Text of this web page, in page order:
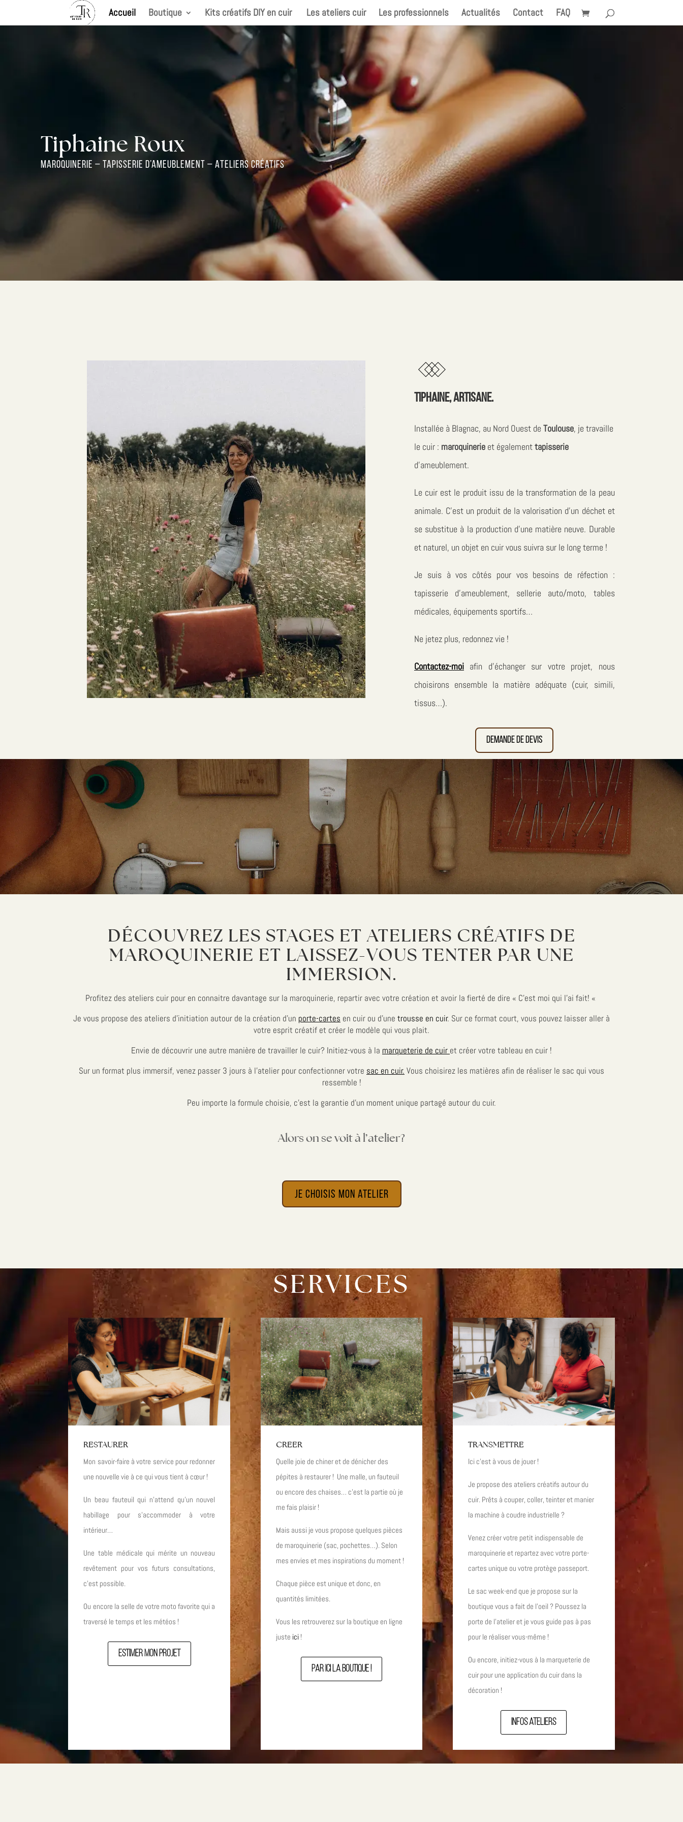
Accueil Boutique Kits créatifs DIY en cuir Les ateliers cuir Les professionnels Actualités Contact FAQ
Tiphaine Roux
maroquinerie – Tapisserie d’ameublement – Ateliers créatifs
Tiphaine, artisane.
Installée à Blagnac, au Nord Ouest de Toulouse, je travaille
le cuir : maroquinerieet égalementtapisserie
d’ameublement.
Le cuir est le produit issu de la transformation de la peau
animale. C’est un produit de la valorisation d’un déchet et
se substitue à la production d’une matière neuve. Durable
et naturel, un objet en cuir vous suivra sur le long terme !
Je suis à vos côtés pour vos besoins de réfection :
tapisserie d’ameublement, sellerie auto/moto, tables
médicales, équipements sportifs…
Ne jetez plus, redonnez vie !
Contactez-moiafin d’échanger sur votre projet, nous
choisirons ensemble la matière adéquate (cuir, simili,
tissus…).
Demande de devis
DÉCOUVREZ LES STAGES ET ATELIERS CRÉATIFS DE
MAROQUINERIE ET LAISSEZ-VOUS TENTER PAR UNE
IMMERSION.
Profitez des ateliers cuir pour en connaitre davantage sur la maroquinerie, repartir avec votre création et avoir la fierté de dire « C’est moi qui l’ai fait! «
Je vous propose des ateliers d’initiation autour de la création d’un porte-cartes en cuir ou d’une trousse en cuir. Sur ce format court, vous pouvez laisser aller à
votre esprit créatif et créer le modèle qui vous plait.
Envie de découvrir une autre manière de travailler le cuir? Initiez-vous à la marqueterie de cuir et créer votre tableau en cuir !
Sur un format plus immersif, venez passer 3 jours à l’atelier pour confectionner votre sac en cuir. Vous choisirez les matières afin de réaliser le sac qui vous
ressemble !
Peu importe la formule choisie, c’est la garantie d’un moment unique partagé autour du cuir.
Alors on se voit à l’atelier?
Je choisis mon atelier
SERVICES
RESTAURER
Mon savoir-faire à votre service pour redonner
une nouvelle vie à ce qui vous tient à cœur !
Un beau fauteuil qui n’attend qu’un nouvel
habillage pour s’accommoder à votre
intérieur…
Une table médicale qui mérite un nouveau
revêtement pour vos futurs consultations,
c’est possible.
Ou encore la selle de votre moto favorite qui a
traversé le temps et les météos !
Estimer mon projet
CREER
Quelle joie de chiner et de dénicher des
pépites à restaurer ! Une malle, un fauteuil
ou encore des chaises… c’est la partie où je
me fais plaisir !
Mais aussi je vous propose quelques pièces
de maroquinerie (sac, pochettes…). Selon
mes envies et mes inspirations du moment !
Chaque pièce est unique et donc, en
quantités limitées.
Vous les retrouverez sur la boutique en ligne
juste ici!
par ici la boutique !
TRANSMETTRE
Ici c’est à vous de jouer !
Je propose des ateliers créatifs autour du
cuir. Prêts à couper, coller, teinter et manier
la machine à coudre industrielle ?
Venez créer votre petit indispensable de
maroquinerie et repartez avec votre porte-
cartes unique ou votre protège passeport.
Le sac week-end que je propose sur la
boutique vous a fait de l’oeil ? Poussez la
porte de l’atelier et je vous guide pas à pas
pour le réaliser vous-même !
Ou encore, initiez-vous à la marqueterie de
cuir pour une application du cuir dans la
décoration !
Infos ateliers